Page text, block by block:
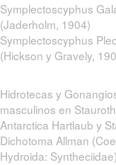
Symplectoscyphus
(Jaderholm, 1904)
Symplectoscyphus
(Hickson y Gravely,
Hidrotecas y
masculinos en
Antarctica Hartlaub y
Dichotoma Allman
Hydroida: Syntheciidae)